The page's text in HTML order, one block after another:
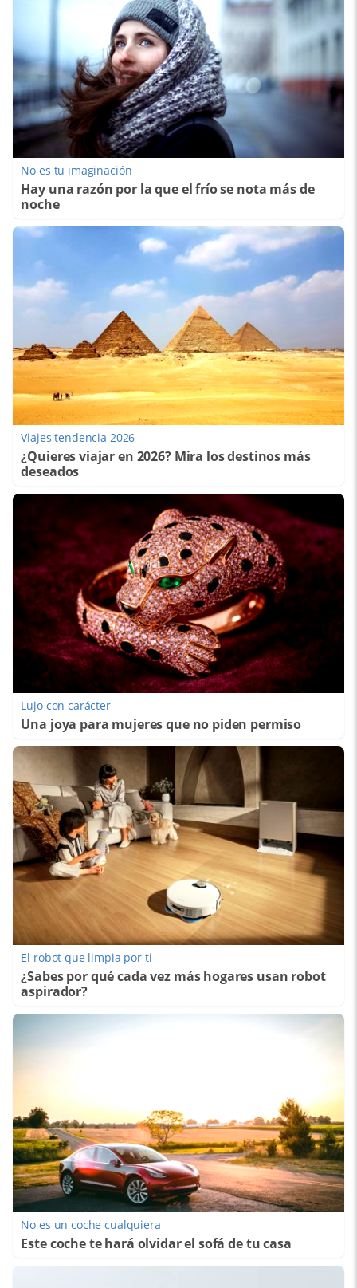
No es tu imaginación
Hay una razón por la que el frío se nota más de
noche
Viajes tendencia 2026
¿Quieres viajar en 2026? Mira los destinos más
deseados
Lujo con carácter
Una joya para mujeres que no piden permiso
El robot que limpia por ti
¿Sabes por qué cada vez más hogares usan robot
aspirador?
No es un coche cualquiera
Este coche te hará olvidar el sofá de tu casa